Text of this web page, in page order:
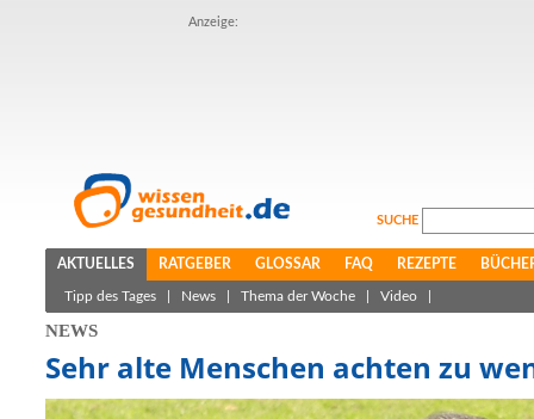
Anzeige:
SUCHE
AKTUELLES RATGEBER GLOSSAR FAQ REZEPTE
Tipp des Tages News Thema der Woche Video
NEWS
Sehr alte Menschen achten zu